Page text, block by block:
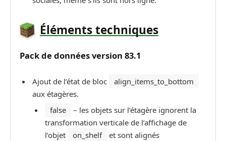
Éléments techniques
Pack de donnéesversion 83.1
Ajout de l’état de bloc
align_items_to_bottom
aux étagères.
false
– les objets sur l’étagère ignorent la
transformation verticale de l’affichage de
l’objet
on_shelf
et sont alignés